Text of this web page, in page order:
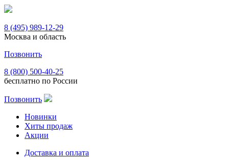
8 (495) 989-12-29
Москва и область
Позвонить
8 (800) 500-40-25
бесплатно по России
Позвонить
Новинки
Хиты продаж
Акции
Доставка и оплата